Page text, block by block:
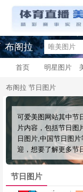
布阁拉
首页 明星图片
布阁拉 节日图片
可爱美图网站其中节
片内容，包括节日图
日图片,中国节日图
迎，想要了解更多节
节日图片